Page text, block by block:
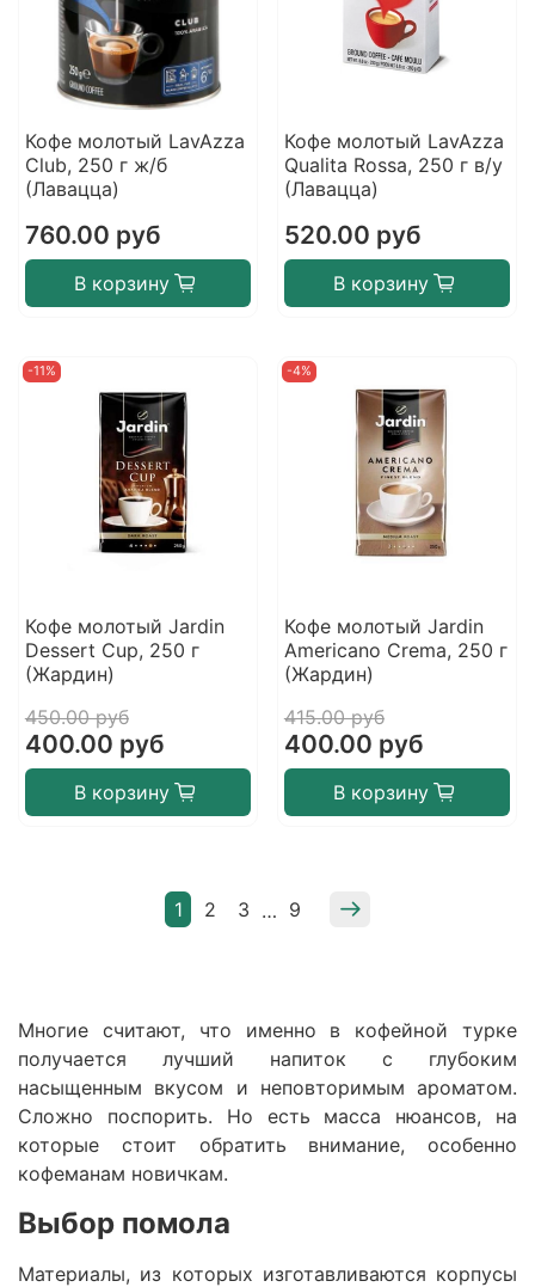
Кофе молотый LavAzza
Club, 250 г ж/б
(Лавацца)
760.00 руб
В корзину
Кофе молотый LavAzza
Qualita Rossa, 250 г в/у
(Лавацца)
520.00 руб
В корзину
-11%
Кофе молотый Jardin
Dessert Cup, 250 г
(Жардин)
450.00 руб
400.00 руб
В корзину
-4%
Кофе молотый Jardin
Americano Crema, 250 г
(Жардин)
415.00 руб
400.00 руб
В корзину
1 2 3 … 9
Многие считают, что именно в кофейной турке
получается лучший напиток с глубоким
насыщенным вкусом и неповторимым ароматом.
Сложно поспорить. Но есть масса нюансов, на
которые стоит обратить внимание, особенно
кофеманам новичкам.
Выбор помола
Материалы, из которых изготавливаются корпусы